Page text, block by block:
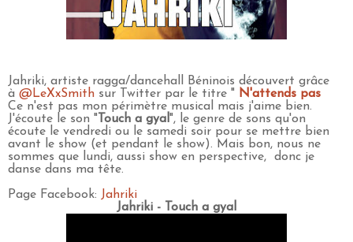
Jahriki, artiste ragga/dancehall Béninois découvert grâce
à @LeXxSmith sur Twitter par le titre " N'attends pas
Ce n'est pas mon périmètre musical mais j'aime bien.
J'écoute le son " Touch a gyal ", le genre de sons qu'on
écoute le vendredi ou le samedi soir pour se mettre bien
avant le show (et pendant le show). Mais bon, nous ne
sommes que lundi, aussi show en perspective, donc je
danse dans ma tête.
Page Facebook: Jahriki
Jahriki - Touch a gyal